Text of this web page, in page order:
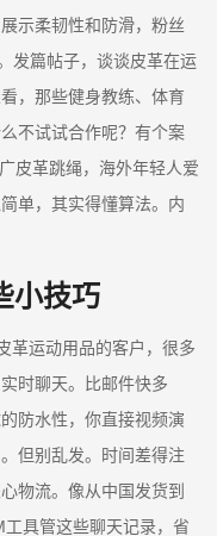
示柔韧性和防滑，粉丝
发篇帖子，谈谈皮革在运
，那些健身教练、体育
不试试合作呢？有个案
皮革跳绳，海外年轻人爱
单，其实得懂算法。内
小技巧
革运动用品的客户，很多
时聊天。比邮件快多
防水性，你直接视频演
但别乱发。时间差得注
物流。像从中国发货到
具管这些聊天记录，省